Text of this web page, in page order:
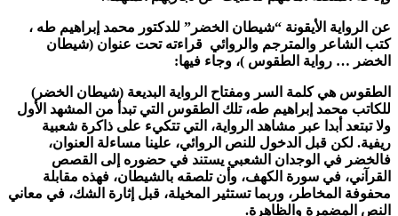
عن الرواية الأيقونة “شيطان الخضر” للدكتور محمد إبراهيم طه ،
كتب الشاعر والمترجم والروائي قراءته تحت عنوان (شيطان
الخضر … رواية الطقوس )، وجاء فيها:
الطقوس هي كلمة السر ومفتاح الرواية البديعة (شيطان الخضر)
للكاتب محمد إبراهيم طه، تلك الطقوس التي تبدأ من المشهد الأول
ولا تبتعد أبدا عبر مشاهد الرواية، التي تتكيء على ذاكرة شعبية
ريفية. لكن قبل الدخول للنص الروائي، علينا مساءلة العنوان،
فالخضر في الوجدان الشعبي يستند في حضوره إلى القصص
القرآني، في سورة الكهف، وأن تلصقه بالشيطان، فهذه مقابلة
محفوفة المخاطر، وربما تستثير المخيلة، قبل إثارة الشك، في معاني
النص المضمرة والظاهرة.